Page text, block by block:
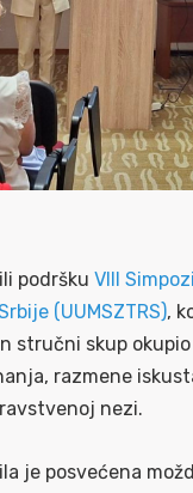
podršku VIII
(UUMSZTRS),
stručni skup
razmene
nezi.
je posvećena